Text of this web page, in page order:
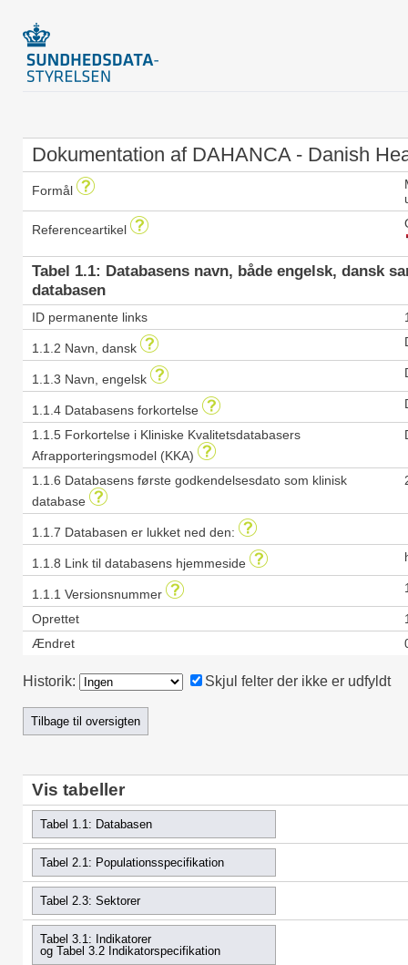
Dokumentation af DAHANCA - Danish
Formål
Referenceartikel
Tabel 1.1: Databasens navn, både engelsk, dansk
databasen
ID permanente links
1.1.2 Navn, dansk
1.1.3 Navn, engelsk
1.1.4 Databasens forkortelse
1.1.5 Forkortelse i Kliniske Kvalitetsdatabasers
Afrapporteringsmodel (KKA)
1.1.6 Databasens første godkendelsesdato som klinisk
database
1.1.7 Databasen er lukket ned den:
1.1.8 Link til databasens hjemmeside
1.1.1 Versionsnummer
Oprettet
Ændret
Historik: Skjul felter der ikke er udfyldt
Vis tabeller
Tabel 1.1: Databasen
Tabel 2.1: Populationsspecifikation
Tabel 2.3: Sektorer
Tabel 3.1: Indikatorer
og Tabel 3.2 Indikatorspecifikation